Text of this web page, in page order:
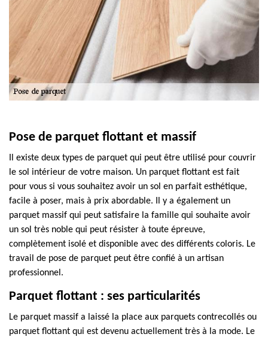
Pose de parquet flottant et massif
Il existe deux types de parquet qui peut être utilisé pour couvrir
le sol intérieur de votre maison. Un parquet flottant est fait
pour vous si vous souhaitez avoir un sol en parfait esthétique,
facile à poser, mais à prix abordable. Il y a également un
parquet massif qui peut satisfaire la famille qui souhaite avoir
un sol très noble qui peut résister à toute épreuve,
complètement isolé et disponible avec des différents coloris. Le
travail de pose de parquet peut être confié à un artisan
professionnel.
Parquet flottant : ses particularités
Le parquet massif a laissé la place aux parquets contrecollés ou
parquet flottant qui est devenu actuellement très à la mode. Le